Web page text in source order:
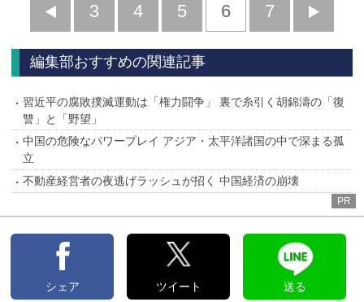
前
へ
3 4 5 6 7
へ
編集部おすすめの関連記事
習近平の腐敗撲滅運動は「権力闘争」 裏で糸引く胡錦濤の「復
讐」と「野望」
中国の危険なパワープレイ アジア・太平洋諸国の中で深まる孤
立
不動産経営者の夜逃げラッシュが招く 中国経済の崩壊
PR
シェア ツイート 送る